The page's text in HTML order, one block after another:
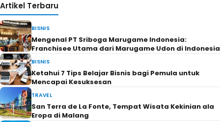
Artikel Terbaru
BISNIS
Mengenal PT Sriboga Marugame Indonesia:
Franchisee Utama dari Marugame Udon di Indonesia
BISNIS
Ketahui 7 Tips Belajar Bisnis bagi Pemula untuk
Mencapai Kesuksesan
TRAVEL
San Terra de La Fonte, Tempat Wisata Kekinian ala
Eropa di Malang